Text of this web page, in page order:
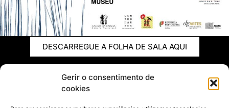
Gerir o consentimento de
cookies
DESCARREGUE A FOLHA DE SALA AQUI